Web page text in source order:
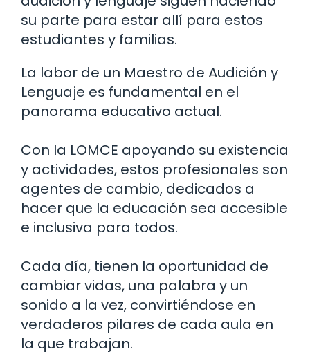
su parte para estar allí para estos
estudiantes y familias.
La labor de un Maestro de Audición y
Lenguaje es fundamental en el
panorama educativo actual.
Con la LOMCE apoyando su existencia
y actividades, estos profesionales son
agentes de cambio, dedicados a
hacer que la educación sea accesible
e inclusiva para todos.
Cada día, tienen la oportunidad de
cambiar vidas, una palabra y un
sonido a la vez, convirtiéndose en
verdaderos pilares de cada aula en
la que trabajan.